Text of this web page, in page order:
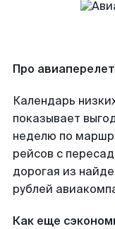
Про
Календарь
показывает
неделю по
рейсов с
дорогая из
рублей
Как еще